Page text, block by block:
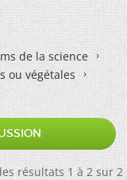
de la science
ou végétales
résultats 1 à 2 sur 2